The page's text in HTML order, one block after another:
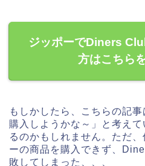
ジッポーでDiners
方はこちら
もしかしたら、こちらの記
購入しようかな～」と考え
るのかもしれません。ただ
ーの商品を購入できず、
敗してしまった、、、